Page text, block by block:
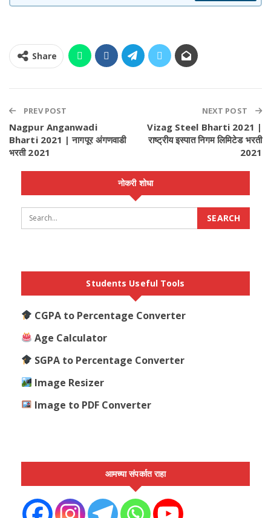
Share
PREV POST
Nagpur Anganwadi
Bharti 2021 | नागपूर अंगणवाडी
भरती 2021
NEXT POST
Vizag Steel Bharti 2021 |
राष्ट्रीय इस्पात निगम लिमिटेड भरती
2021
नोकरी शोधा
Students Useful Tools
CGPA to Percentage Converter
Age Calculator
SGPA to Percentage Converter
Image Resizer
Image to PDF Converter
आमच्या संपर्कात राहा